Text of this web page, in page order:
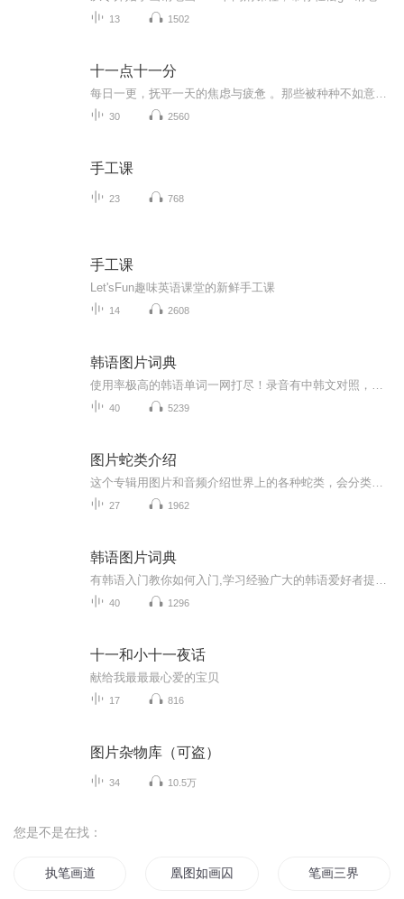
13 1502
十一点十一分
30 2560
手工课
23 768
手工课
Let'sFun趣味英语课堂的新鲜手工课
14 2608
韩语图片词典
40 5239
图片蛇类介绍
27 1962
韩语图片词典
40 1296
十一和小十一夜话
献给我最最最心爱的宝贝
17 816
图片杂物库（可盗）
34 10.5万
您是不是在找：
执笔画道 凰图如画囚爱小王后 笔画三界